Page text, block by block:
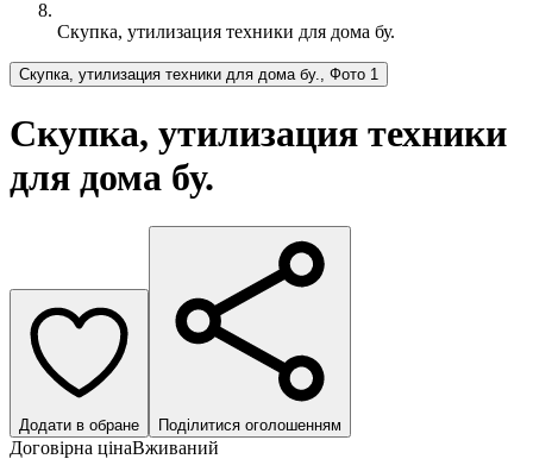
Скупка, утилизация техники для дома бу.
Скупка, утилизация техники для дома бу., Фото 1
Скупка, утилизация техники
для дома бу.
Додати в обране Поділитися оголошенням
Договірна цінаВживаний